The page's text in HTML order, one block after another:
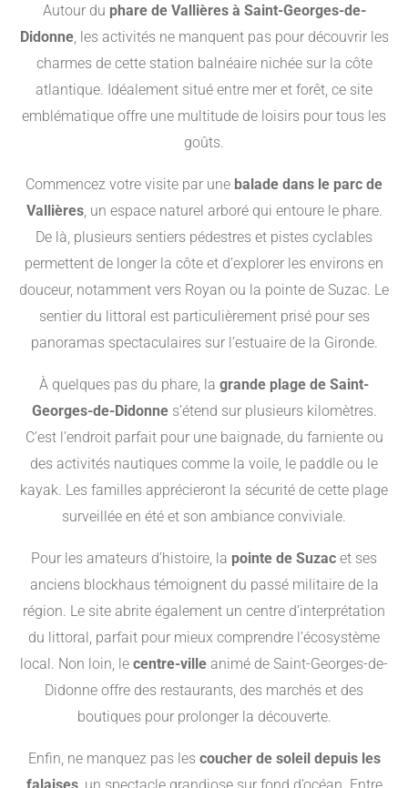
Autour du phare de Vallières à Saint-Georges-de-
Didonne, les activités ne manquent pas pour découvrir les
charmes de cette station balnéaire nichée sur la côte
atlantique. Idéalement situé entre mer et forêt, ce site
emblématique offre une multitude de loisirs pour tous les
goûts.
Commencez votre visite par une balade dans le parc de
Vallières, un espace naturel arboré qui entoure le phare.
De là, plusieurs sentiers pédestres et pistes cyclables
permettent de longer la côte et d’explorer les environs en
douceur, notamment vers Royan ou la pointe de Suzac. Le
sentier du littoral est particulièrement prisé pour ses
panoramas spectaculaires sur l’estuaire de la Gironde.
À quelques pas du phare, la grande plage de Saint-
Georges-de-Didonnes’étend sur plusieurs kilomètres.
C’est l’endroit parfait pour une baignade, du farniente ou
des activités nautiques comme la voile, le paddle ou le
kayak. Les familles apprécieront la sécurité de cette plage
surveillée en été et son ambiance conviviale.
Pour les amateurs d’histoire, la pointe de Suzac et ses
anciens blockhaus témoignent du passé militaire de la
région. Le site abrite également un centre d’interprétation
du littoral, parfait pour mieux comprendre l’écosystème
local. Non loin, le centre-ville animé de Saint-Georges-de-
Didonne offre des restaurants, des marchés et des
boutiques pour prolonger la découverte.
Enfin, ne manquez pas les coucher de soleil depuis les